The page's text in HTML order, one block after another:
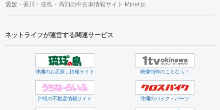
愛媛・香川・徳島・高知の中古車情報サイト Mjnet.jp
ネットライフが運営する関連サービス
沖縄のお店探し情報サイト 映像制作のことなら！
沖縄の不動産情報サイト 沖縄のバイク・パーツ